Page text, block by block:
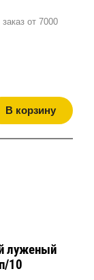
от 7000
В корзину
луженый
10